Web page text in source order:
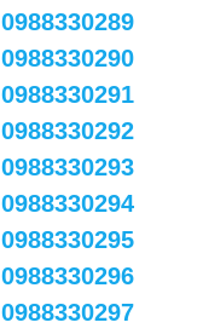
0988330289
0988330290
0988330291
0988330292
0988330293
0988330294
0988330295
0988330296
0988330297